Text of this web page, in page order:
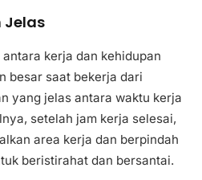
Jelas
kerja dan kehidupan
besar saat bekerja dari
yang jelas antara waktu kerja
setelah jam kerja selesai,
area kerja dan berpindah
beristirahat dan bersantai.